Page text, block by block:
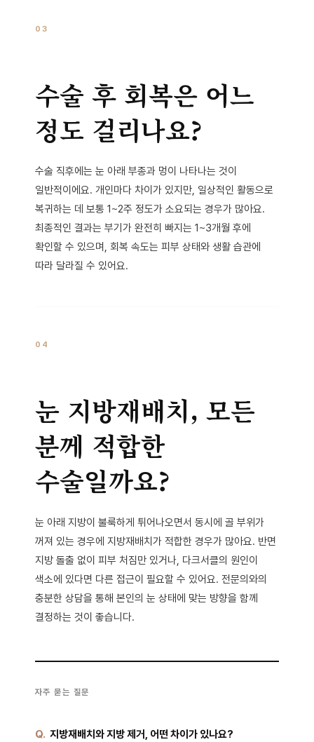
03
수술 후 회복은 어느
정도 걸리나요?
수술 직후에는 눈 아래 부종과 멍이 나타나는 것이
일반적이에요. 개인마다 차이가 있지만, 일상적인 활동으로
복귀하는 데 보통 1~2주 정도가 소요되는 경우가 많아요.
최종적인 결과는 부기가 완전히 빠지는 1~3개월 후에
확인할 수 있으며, 회복 속도는 피부 상태와 생활 습관에
따라 달라질 수 있어요.
04
눈 지방재배치, 모든
분께 적합한
수술일까요?
눈 아래 지방이 불룩하게 튀어나오면서 동시에 골 부위가
꺼져 있는 경우에 지방재배치가 적합한 경우가 많아요. 반면
지방 돌출 없이 피부 처짐만 있거나, 다크서클의 원인이
색소에 있다면 다른 접근이 필요할 수 있어요. 전문의와의
충분한 상담을 통해 본인의 눈 상태에 맞는 방향을 함께
결정하는 것이 좋습니다.
자주 묻는 질문
Q. 지방재배치와 지방 제거, 어떤 차이가 있나요?